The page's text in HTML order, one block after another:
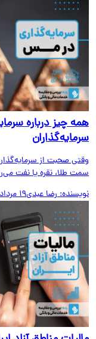
چیز درباره
صحبت از سرمایه‌گذاری
طلا، نقره یا نفت می‌رود؛
رضا عبدی19 مرداد 1405